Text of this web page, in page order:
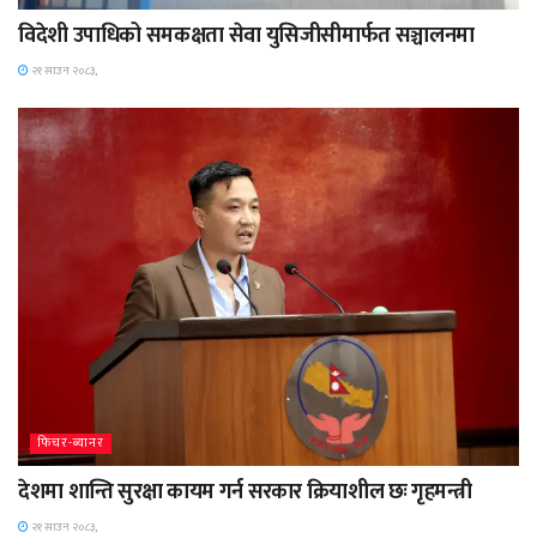
विदेशी उपाधिको समकक्षता सेवा युसिजीसीमार्फत सञ्चालनमा
२१ साउन २०८३,
फिचर-ब्यानर
देशमा शान्ति सुरक्षा कायम गर्न सरकार क्रियाशील छः गृहमन्त्री
२१ साउन २०८३,